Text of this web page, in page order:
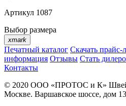
Артикул 1087
Выбор размера
xmark
Печатный каталог Скачать прайс-
информация Отзывы Стать
Контакты
© 2020 ООО «ПРОТОС и К»
Москве. Варшавское шоссе, дом